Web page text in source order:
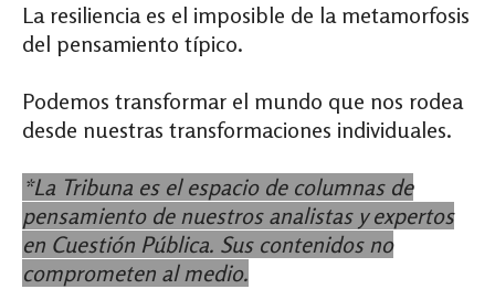
La resiliencia es el imposible de la metamorfosis
del pensamiento típico.
Podemos transformar el mundo que nos rodea
desde nuestras transformaciones individuales.
*La Tribuna es el espacio de columnas de
pensamiento de nuestros analistas y expertos
en Cuestión Pública. Sus contenidos no
comprometen al medio.